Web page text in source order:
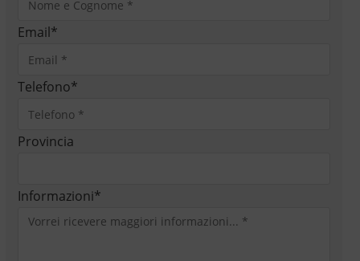
Email*
Telefono*
Provincia
Informazioni*